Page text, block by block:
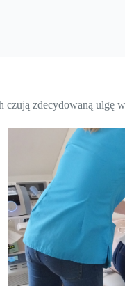
czują zdecydowaną ulgę